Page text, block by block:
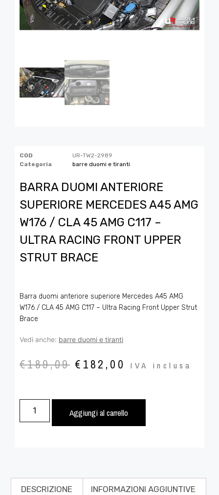
COD
UR-TW2-2989
Categoria
barre duomi e tiranti
BARRA DUOMI ANTERIORE
SUPERIORE MERCEDES A45 AMG
W176 / CLA 45 AMG C117 –
ULTRA RACING FRONT UPPER
STRUT BRACE
Barra duomi anteriore superiore Mercedes A45 AMG
W176 / CLA 45 AMG C117 – Ultra Racing Front Upper Strut
Brace
Vedi anche: barre duomi e tiranti
€189,09 € 182,00 IVA inclusa
Aggiungi al carrello
DESCRIZIONE INFORMAZIONI AGGIUNTIVE